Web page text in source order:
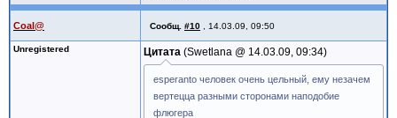
Coal@ Сообщ. #10 14.03.09, 09:50
Unregistered Цитата Swetlana @ 14.03.09, 09:34
esperanto человек очень цельный, ему незачем
вертецца разными сторонами наподобие
флюгера